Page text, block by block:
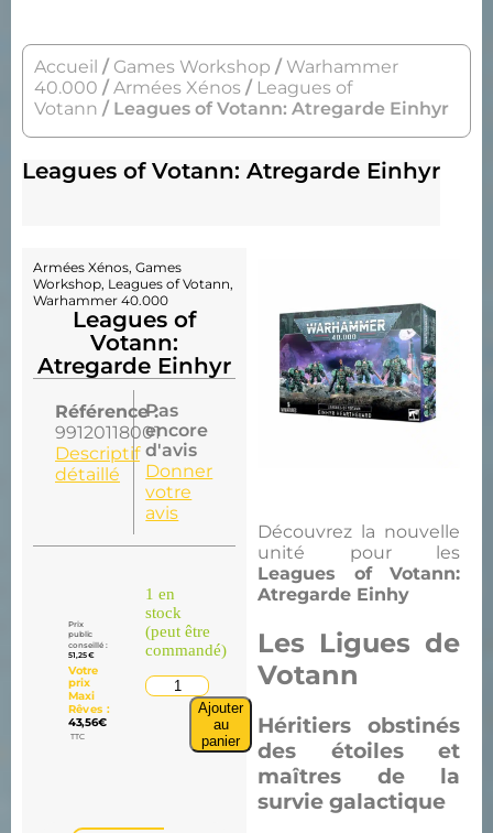
Accueil / Games Workshop / Warhammer
40.000 /Armées Xénos / Leagues of
Votann / Leagues of Votann: Atregarde Einhyr
Leagues of Votann: Atregarde Einhyr
Découvrez la nouvelle
unité pour les
Leagues of Votann:
Atregarde Einhy
Les Ligues de
Votann
Héritiers obstinés
des étoiles et
maîtres de la
survie galactique
Armées Xénos, Games
Workshop, Leagues of Votann,
Warhammer 40.000
Leagues of
Votann:
Atregarde Einhyr
Référence :
99120118001
Descriptif
détaillé
Pas
encore
d'avis
Donner
votre
avis
Prix
public
conseillé :
51,25€
Votre
prix
Maxi
Rêves :
43,56€
TTC
1 en
stock
(peut être
commandé)
Ajouter
au
panier